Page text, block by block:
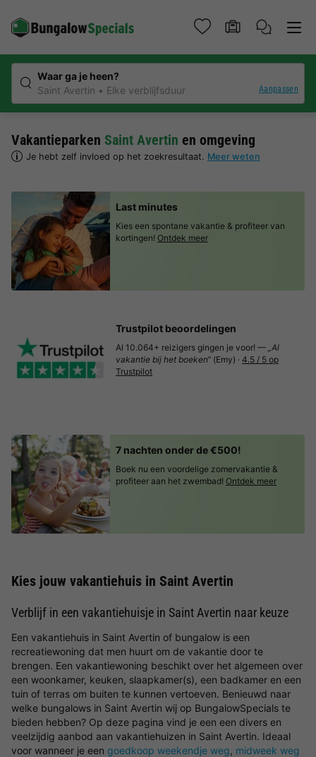
Waar ga je heen?
Saint Avertin
Elke verblijfsduur Aanpassen
Vakantieparken Saint Avertin en omgeving
Je hebt zelf invloed op het zoekresultaat. Meer weten
Last minutes
Kies een spontane vakantie & profiteer van
kortingen! Ontdek meer
Trustpilot beoordelingen
Al 10.064+ reizigers gingen je voor! — „Al
vakantie bij het boeken“ (Emy) · 4.5 / 5 op
Trustpilot
7 nachten onder de €500!
Boek nu een voordelige zomervakantie &
profiteer aan het zwembad! Ontdek meer
Kies jouw vakantiehuis in Saint Avertin
Verblijf in een vakantiehuisje in Saint Avertin naar keuze
Een vakantiehuis in Saint Avertin of bungalow is een
recreatiewoning dat men huurt om de vakantie door te
brengen. Een vakantiewoning beschikt over het algemeen over
een woonkamer, keuken, slaapkamer(s), een badkamer en een
tuin of terras om buiten te kunnen vertoeven. Benieuwd naar
welke bungalows in Saint Avertin wij op BungalowSpecials te
bieden hebben? Op deze pagina vind je een een divers en
veelzijdig aanbod aan vakantiehuizen in Saint Avertin. Ideaal
voor wanneer je een goedkoop weekendje weg, midweek weg